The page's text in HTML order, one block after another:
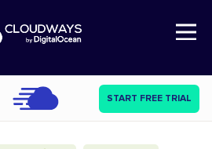
Open Nav
START FREE TRIAL